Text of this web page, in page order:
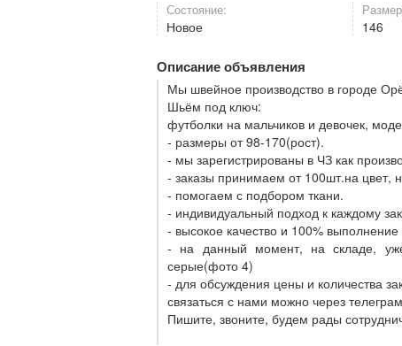
Состояние:
Новое 146
Описание объявления
Мы швейное производство в городе
Шьём под ключ:
футболки на мальчиков и девочек,
- размеры от 98-170(рост).
- мы зарегистрированы в ЧЗ как
- заказы принимаем от 100шт.на цвет,
- помогаем с подбором ткани.
- индивидуальный подход к каждому
- высокое качество и 100%
- на данный момент, на складе,
серые(фото 4)
- для обсуждения цены и количества
связаться с нами можно через
Пишите, звоните, будем рады